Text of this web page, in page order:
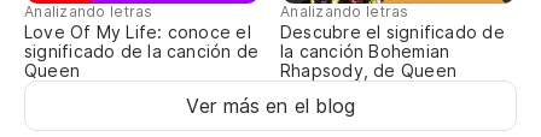
Analizando letras
Love Of My Life: conoce el
significado de la canción de
Queen
Analizando letras
Descubre el significado de
la canción Bohemian
Rhapsody, de Queen
Ver más en el blog